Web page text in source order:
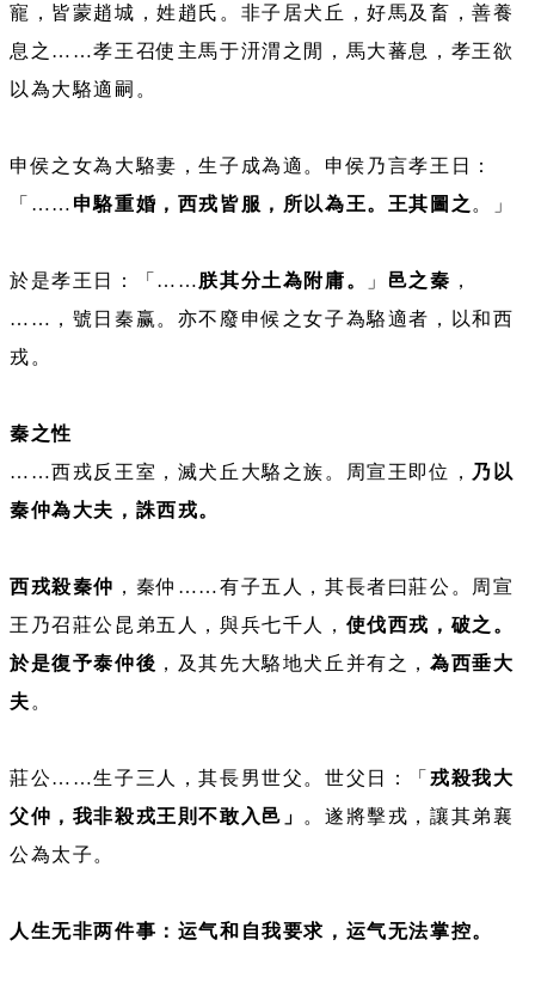
寵，皆蒙趙城，姓趙氏。非子居犬丘，好馬及畜，善養
息之……孝王召使主馬于汧渭之閒，馬大蕃息，孝王欲
以為大駱適嗣。
申侯之女為大駱妻，生子成為適。申侯乃言孝王日：
「…… 申駱重婚，西戎皆服，所以為王。王其圖之 。」
於是孝王日：「……朕其分土為附庸。 」 邑之秦 ，
……，號日秦赢。亦不廢申候之女子為駱適者，以和西
戎。
秦之性
……西戎反王室，滅犬丘大駱之族。周宣王即位， 乃以
秦仲為大夫，誅西戎。
西戎殺秦仲 ，秦仲……有子五人，其長者曰莊公。周宣
王乃召莊公昆弟五人，與兵七千人， 使伐西戎，破之。
於是復予泰仲後 ，及其先大駱地犬丘并有之，為西垂大
夫 。
莊公……生子三人，其長男世父。世父日：「 戎殺我大
父仲，我非殺戎王則不敢入邑」 。遂將擊戎，讓其弟襄
公為太子。
人生无非两件事：运气和自我要求，运气无法掌控。